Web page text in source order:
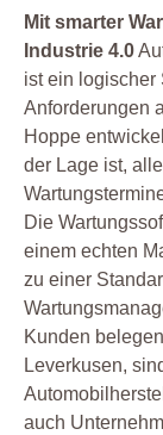
Mit smarter
Industrie 4.0
ist ein logischer
Anforderungen
Hoppe
der Lage ist,
Die
einem echten
zu einer
Kunden
Leverkusen,
auch